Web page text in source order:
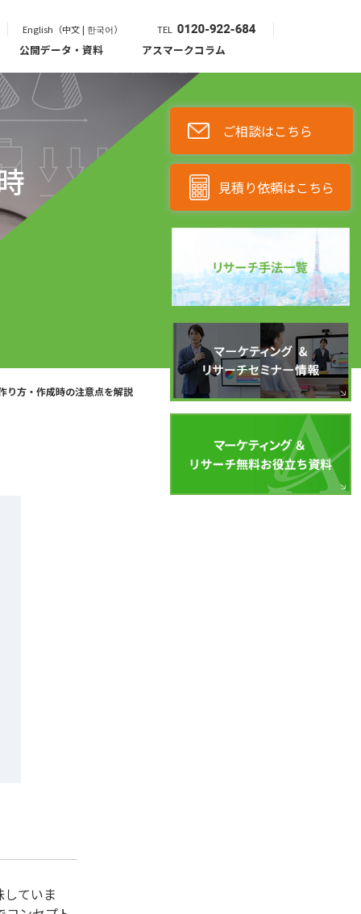
English（中文 | 한국어） TEL
公開データ・資料 アスマークコラム
見積り依頼はこちら
ご相談はこちら
り方・作成時の注意点を解説
ていま